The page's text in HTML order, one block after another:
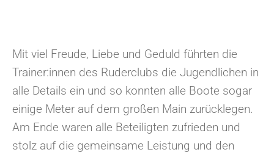
Mit viel Freude, Liebe und Geduld führten die
Trainer:innen des Ruderclubs die Jugendlichen in
alle Details ein und so konnten alle Boote sogar
einige Meter auf dem großen Main zurücklegen.
Am Ende waren alle Beteiligten zufrieden und
stolz auf die gemeinsame Leistung und den